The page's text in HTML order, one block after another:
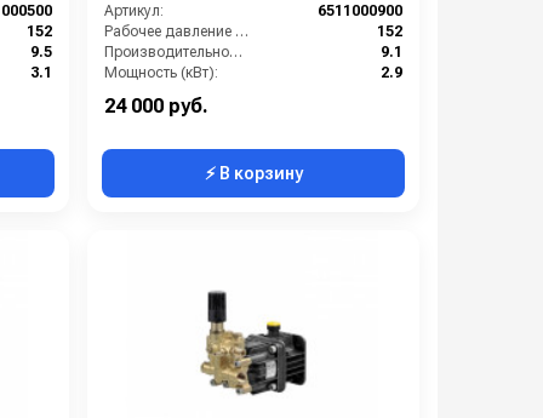
152
9.5
3.1
Артикул:
6511000900
Рабочее давление (бар):
152
Производительность (л/мин):
9.1
Мощность (кВт):
2.9
24 000 руб.
⚡ В корзину